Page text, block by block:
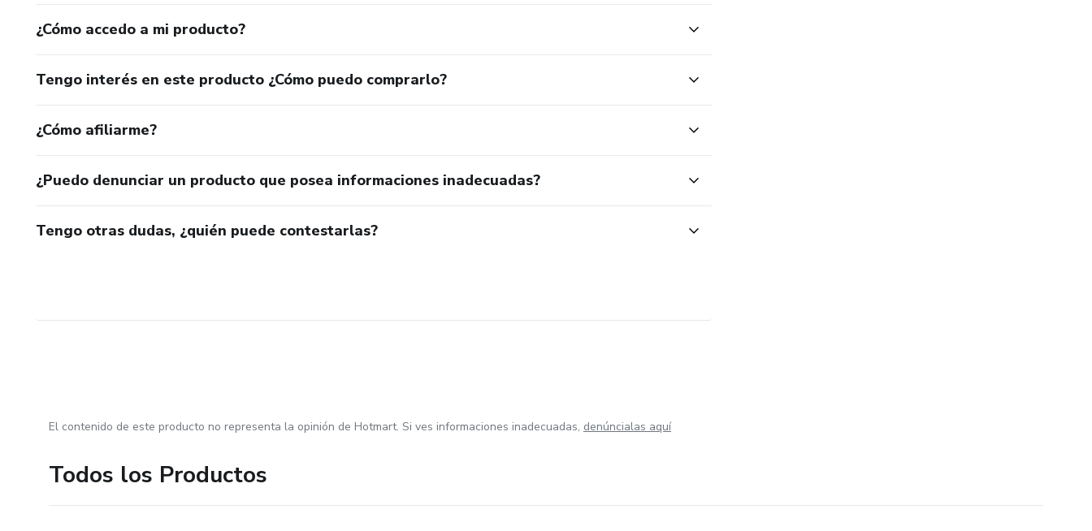
¿Cómo accedo a mi producto?
Tengo interés en este producto ¿Cómo puedo comprarlo?
¿Cómo afiliarme?
¿Puedo denunciar un producto que posea informaciones inadecuadas?
Tengo otras dudas, ¿quién puede contestarlas?
El contenido de este producto no representa la opinión de Hotmart. Si ves informaciones inadecuadas, denúncialas aquí
Todos los Productos